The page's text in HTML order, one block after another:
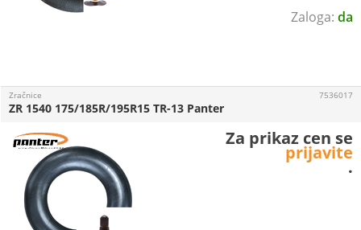
da
Zračnice
ZR 1540 175/185R/195R15 TR-13 Panter
7536017
Za prikaz cen se
prijavite
.